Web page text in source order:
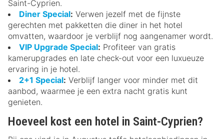
Saint-Cyprien.
Diner Special: Verwen jezelf met de fijnste
gerechten met pakketten die diner in het hotel
omvatten, waardoor je verblijf nog aangenamer wordt.
VIP Upgrade Special: Profiteer van gratis
kamerupgrades en late check-out voor een luxueuze
ervaring in je hotel.
2+1 Special: Verblijf langer voor minder met dit
aanbod, waarmee je een extra nacht gratis kunt
genieten.
Hoeveel kost een hotel in Saint-Cyprien?